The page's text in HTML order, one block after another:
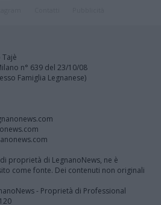
n° 639 del 23/10/08
Famiglia Legnanese)
proprietà di LegnanoNews, ne è
come fonte. Dei contenuti non originali
- Proprietà di Professional